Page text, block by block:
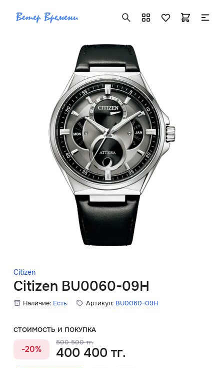
Citizen
Citizen BU0060-09H
Наличие: Есть Артикул: BU0060-09H
СТОИМОСТЬ И ПОКУПКА
-20%
500 500 тг.
400 400 тг.
+7 ( 705 ) 181-42-50
info@vetervremeni.kz
Авторизация
Каталог
Мужские часы
Женские часы
Скидки
Главная
О нас
Доставка и оплата